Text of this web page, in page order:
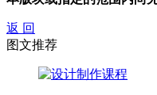
返 回
图文推荐